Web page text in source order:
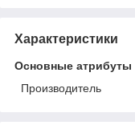
Характеристики
Основные атрибуты
Производитель